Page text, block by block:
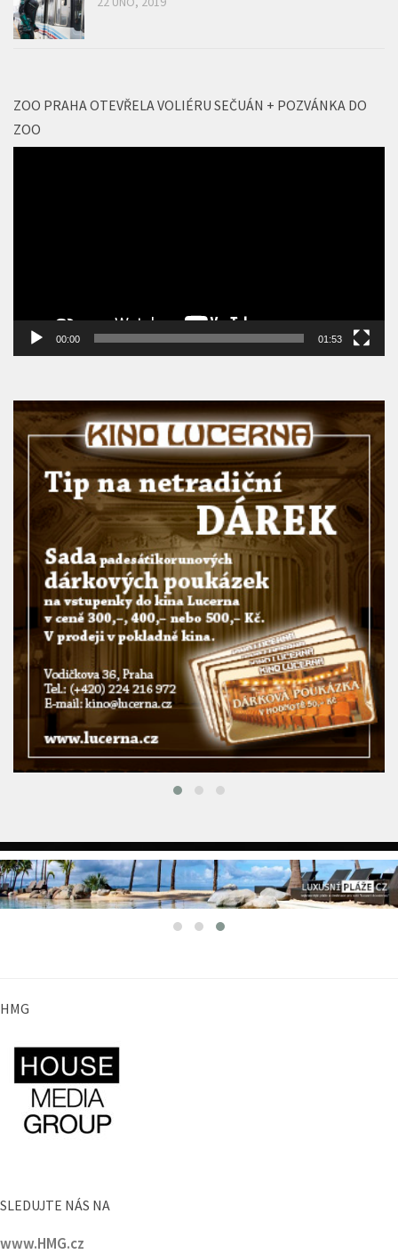
ZOO PRAHA OTEVŘELA VOLIÉRU SEČUÁN + POZVÁNKA DO
přehrávač
SLEDUJTE NÁS NA
PORTÁLY HMG :